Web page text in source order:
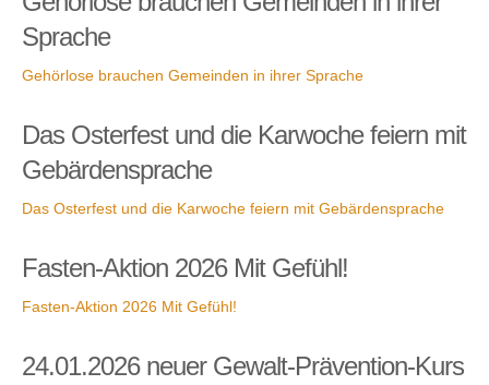
Sprache
Gehörlose brauchen Gemeinden in ihrer Sprache
Das Osterfest und die Karwoche feiern mit
Gebärdensprache
Das Osterfest und die Karwoche feiern mit Gebärdensprache
Fasten-Aktion 2026 Mit Gefühl!
Fasten-Aktion 2026 Mit Gefühl!
24.01.2026 neuer Gewalt-Prävention-Kurs